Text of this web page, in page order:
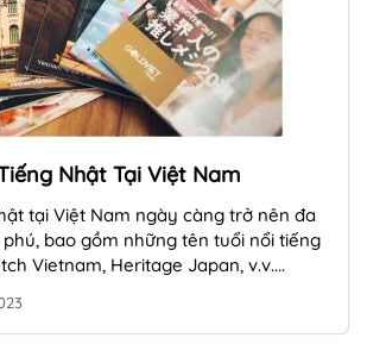
Nhật Tại Việt Nam
tại Việt Nam ngày càng trở nên đa
bao gồm những tên tuổi nổi tiếng
Vietnam, Heritage Japan, v.v....